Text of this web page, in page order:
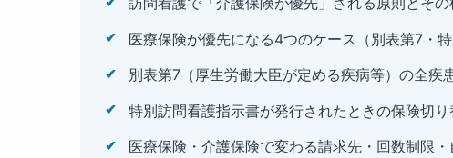
医療保険が優先になる4つのケース（別表第7・
別表第7（厚生労働大臣が定める疾病等）の全疾
特別訪問看護指示書が発行されたときの保険切
医療保険・介護保険で変わる請求先・回数制限